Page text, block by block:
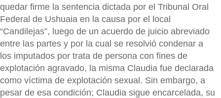
quedar firme la sentencia dictada por el Tribunal Oral
Federal de Ushuaia en la causa por el local
“Candilejas”, luego de un acuerdo de juicio abreviado
entre las partes y por la cual se resolvió condenar a
los imputados por trata de persona con fines de
explotación agravado, la misma Claudia fue declarada
como víctima de explotación sexual. Sin embargo, a
pesar de esa condición; Claudia sigue encarcelada, su